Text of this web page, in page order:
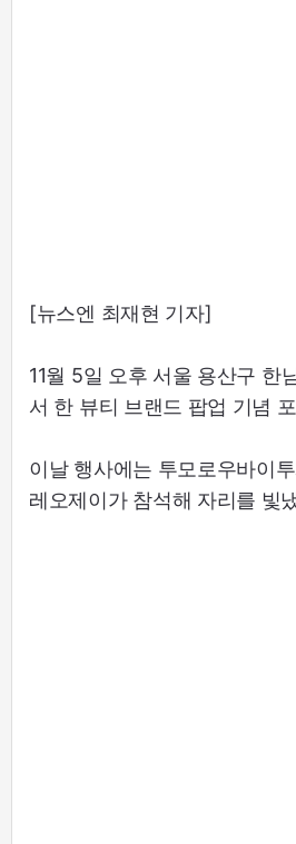
[뉴스엔 최재현 기자]
11월 5일 오후 서울 용산구 한
서 한 뷰티 브랜드 팝업 기념
이날 행사에는 투모로우바이
레오제이가 참석해 자리를 빛